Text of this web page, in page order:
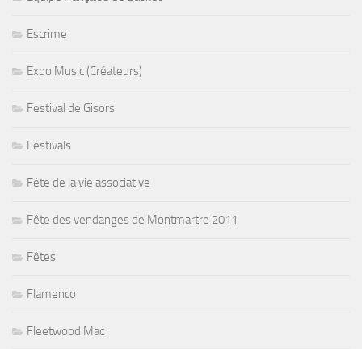
Escrime
Expo Music (Créateurs)
Festival de Gisors
Festivals
Fête de la vie associative
Fête des vendanges de Montmartre 2011
Fêtes
Flamenco
Fleetwood Mac